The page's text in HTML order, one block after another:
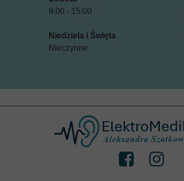
9:00 - 15:00
Niedziela i Święta
Nieczynne